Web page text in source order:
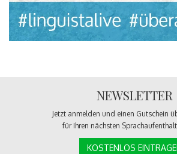
NEWSLETTER
Jetzt anmelden und einen Gutschein
für Ihren nächsten
KOSTENLOS